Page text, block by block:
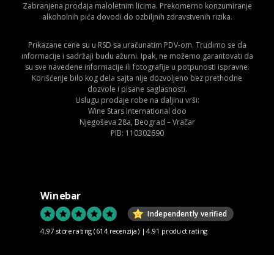
Zabranjena prodaja maloletnim licima. Prekomerno konzumiranje
alkoholnih pića dovodi do ozbiljnih zdravstvenih rizika.
Prikazane cene su u RSD sa uračunatim PDV-om. Trudimo se da
informacije i sadržaji budu ažurni. Ipak, ne možemo garantovati da
su sve navedene informacije ili fotografije u potpunosti ispravne.
Korišćenje bilo kog dela sajta nije dozvoljeno bez prethodne
dozvole i pisane saglasnosti.
Uslugu prodaje robe na daljinu vrši:
Wine Stars International doo
Njegoševa 28a, Beograd – Vračar
PIB: 110302690
Winebar
Independently verified
4.97 store rating (614 recenzija) |4.91 product rating